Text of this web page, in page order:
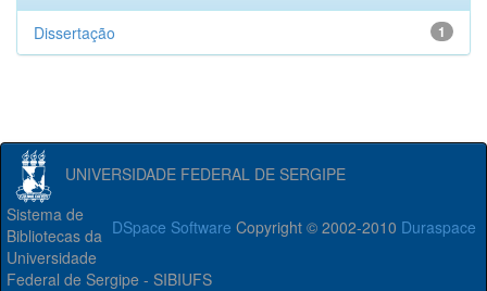
1
Dissertação
UNIVERSIDADE FEDERAL DE SERGIPE
DSpace Software Copyright © 2002-2010 Duraspace
Sistema de
Bibliotecas da
Universidade
Federal de Sergipe - SIBIUFS